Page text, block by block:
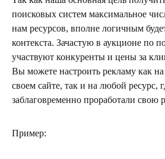
поисковых систем максимальное
нам ресурсов, вполне логичным
контекста. Зачастую в аукционе по
участвуют конкуренты и цены за
Вы можете настроить рекламу как
своем сайте, так и на любой ресурс,
заблаговременно проработали свою
Пример: